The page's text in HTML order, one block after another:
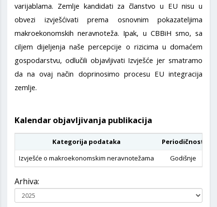
varijablama. Zemlje kandidati za članstvo u EU nisu u
obvezi izvješćivati prema osnovnim pokazateljima
makroekonomskih neravnoteža. Ipak, u CBBiH smo, sa
ciljem dijeljenja naše percepcije o rizicima u domaćem
gospodarstvu, odlučili objavljivati Izvješće jer smatramo
da na ovaj način doprinosimo procesu EU integracija
zemlje.
Kalendar objavljivanja publikacija
Kategorija podataka Periodičnost
Izvješće o makroekonomskim neravnotežama
Godišnje
Arhiva: